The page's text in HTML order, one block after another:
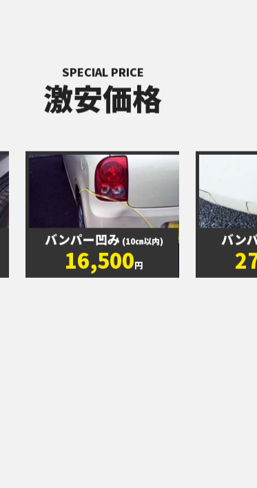
SPECIAL PRICE
激安価格
バンパー凹み (10㎝以内)
16,500円
バン